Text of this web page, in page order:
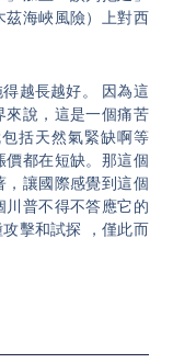
茲海峽風險）上對西
越長越好。 因為這
來說，這是一個痛苦
括天然氣緊缺啊等
價都在短缺。那這個
，讓國際感覺到這個
川普不得不答應它的
擊和試探 ，僅此而